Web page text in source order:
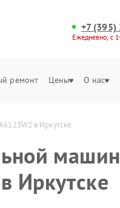
+7
Ежедневно, с
ремонт Цены О нас
в Иркутске
Иркутске